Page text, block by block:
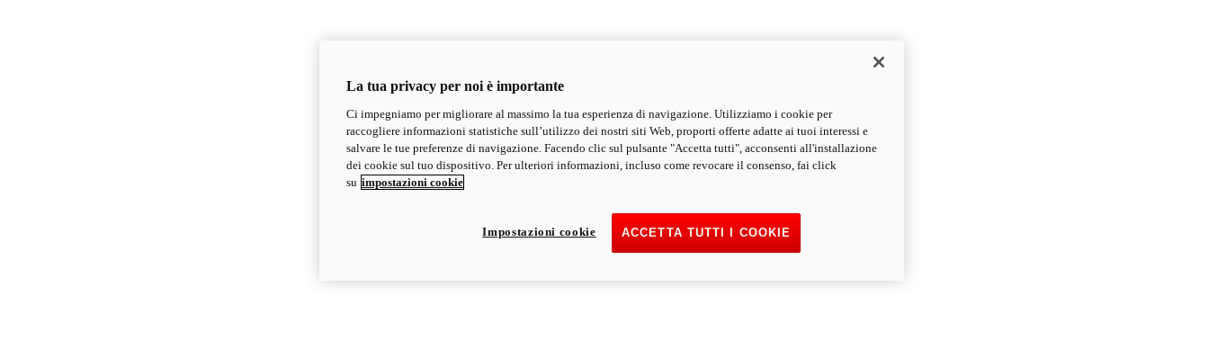
La tua privacy per noi è importante
Ci impegniamo per migliorare al massimo la tua esperienza di navigazione. Utilizziamo i cookie per
raccogliere informazioni statistiche sull’utilizzo dei nostri siti Web, proporti offerte adatte ai tuoi interessi e
salvare le tue preferenze di navigazione. Facendo clic sul pulsante "Accetta tutti", acconsenti all'installazione
dei cookie sul tuo dispositivo. Per ulteriori informazioni, incluso come revocare il consenso, fai click
su impostazioni cookie
ACCETTA TUTTI I COOKIE
Impostazioni cookie